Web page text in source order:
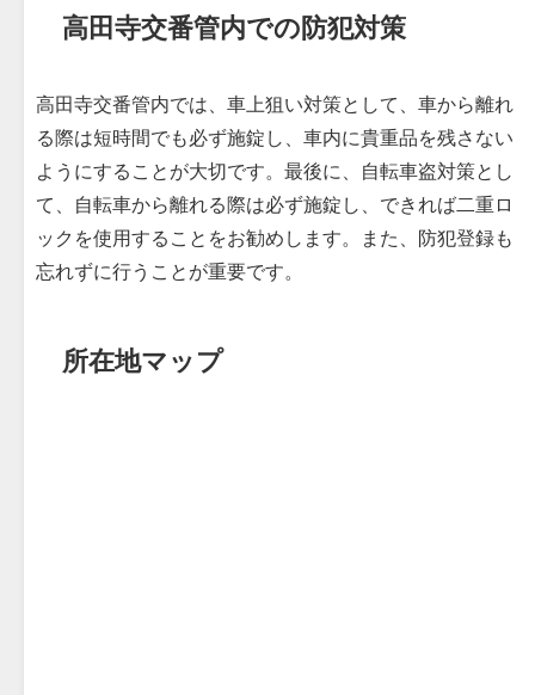
高田寺交番管内での防犯対策
高田寺交番管内では、車上狙い対策として、車から離れ
る際は短時間でも必ず施錠し、車内に貴重品を残さない
ようにすることが大切です。最後に、自転車盗対策とし
て、自転車から離れる際は必ず施錠し、できれば二重ロ
ックを使用することをお勧めします。また、防犯登録も
忘れずに行うことが重要です。
所在地マップ